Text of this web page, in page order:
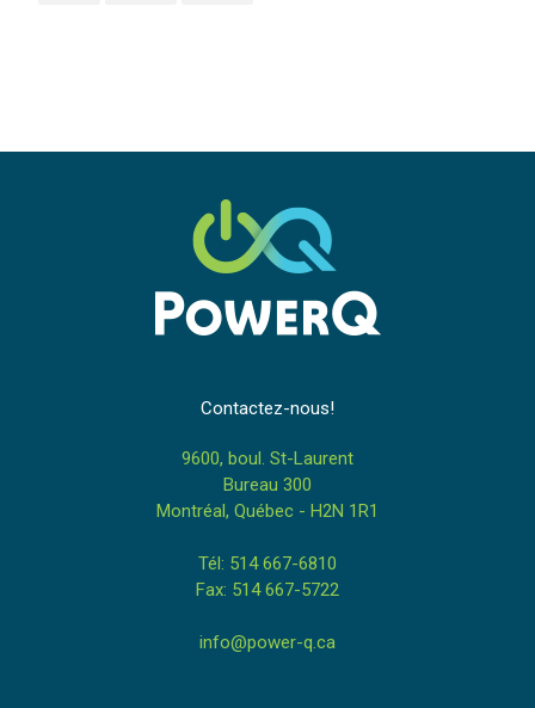
Contactez-nous!
9600, boul. St-Laurent
Bureau 300
Montréal, Québec - H2N 1R1
Tél: 514 667-6810
Fax: 514 667-5722
info@power-q.ca